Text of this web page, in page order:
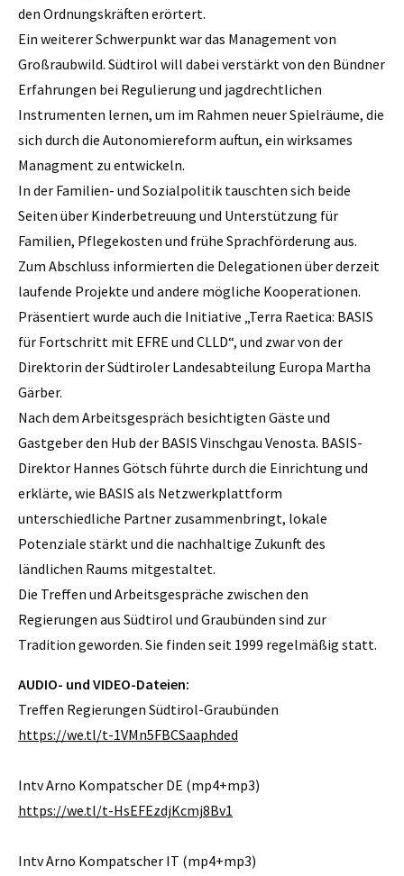
den Ordnungskräften erörtert.
Ein weiterer Schwerpunkt war das Management von
Großraubwild. Südtirol will dabei verstärkt von den Bündner
Erfahrungen bei Regulierung und jagdrechtlichen
Instrumenten lernen, um im Rahmen neuer Spielräume, die
sich durch die Autonomiereform auftun, ein wirksames
Managment zu entwickeln.
In der Familien- und Sozialpolitik tauschten sich beide
Seiten über Kinderbetreuung und Unterstützung für
Familien, Pflegekosten und frühe Sprachförderung aus.
Zum Abschluss informierten die Delegationen über derzeit
laufende Projekte und andere mögliche Kooperationen.
Präsentiert wurde auch die Initiative „Terra Raetica: BASIS
für Fortschritt mit EFRE und CLLD“, und zwar von der
Direktorin der Südtiroler Landesabteilung Europa Martha
Gärber.
Nach dem Arbeitsgespräch besichtigten Gäste und
Gastgeber den Hub der BASIS Vinschgau Venosta. BASIS-
Direktor Hannes Götsch führte durch die Einrichtung und
erklärte, wie BASIS als Netzwerkplattform
unterschiedliche Partner zusammenbringt, lokale
Potenziale stärkt und die nachhaltige Zukunft des
ländlichen Raums mitgestaltet.
Die Treffen und Arbeitsgespräche zwischen den
Regierungen aus Südtirol und Graubünden sind zur
Tradition geworden. Sie finden seit 1999 regelmäßig statt.
AUDIO- und VIDEO-Dateien:
Treffen Regierungen Südtirol-Graubünden
https://we.tl/t-1VMn5FBCSaaphded
Intv Arno Kompatscher DE (mp4+mp3)
https://we.tl/t-HsEFEzdjKcmj8Bv1
Intv Arno Kompatscher IT (mp4+mp3)